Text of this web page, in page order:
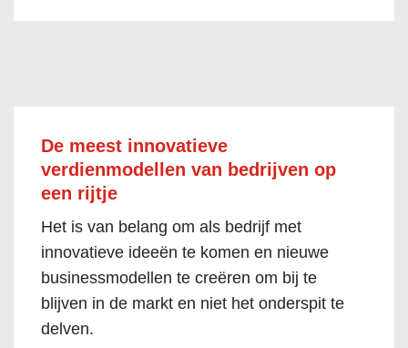
De meest innovatieve
verdienmodellen van bedrijven op
een rijtje
Het is van belang om als bedrijf met
innovatieve ideeën te komen en nieuwe
businessmodellen te creëren om bij te
blijven in de markt en niet het onderspit te
delven.